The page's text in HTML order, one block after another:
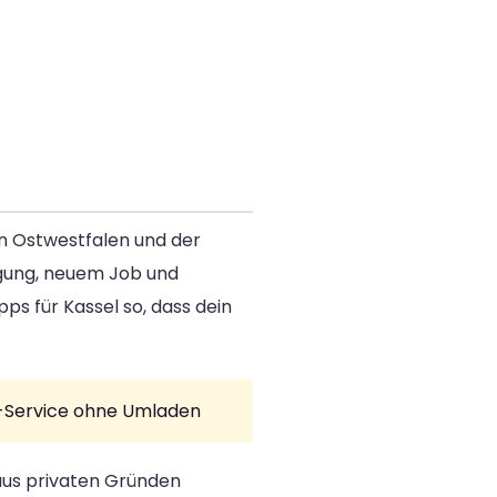
Ostwestfalen und der
neuem Job und
für Kassel so, dass dein
Service ohne Umladen
privaten Gründen